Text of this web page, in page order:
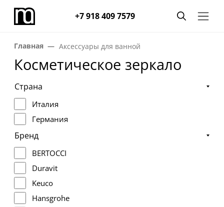
+7 918 409 7579
Главная Аксессуары для ванной
Косметическое зеркало
Страна
Италия
Германия
Бренд
BERTOCCI
Duravit
Keuco
Hansgrohe